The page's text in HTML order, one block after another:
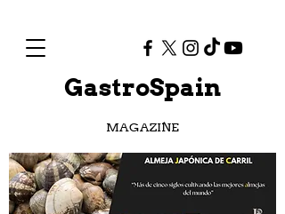
GastroSpain
MAGAZINE